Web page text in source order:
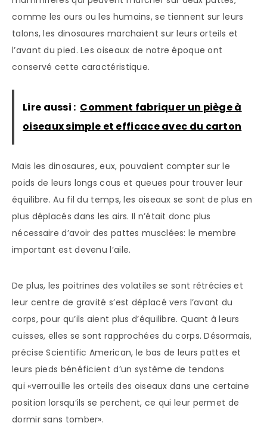
comme les ours ou les humains, se tiennent sur leurs
talons, les dinosaures marchaient sur leurs orteils et
l’avant du pied. Les oiseaux de notre époque ont
conservé cette caractéristique.
Lire aussi : Comment fabriquer un piège à
oiseaux simple et efficace avec du carton
Mais les dinosaures, eux, pouvaient compter sur le
poids de leurs longs cous et queues pour trouver leur
équilibre. Au fil du temps, les oiseaux se sont de plus en
plus déplacés dans les airs. Il n’était donc plus
nécessaire d’avoir des pattes musclées: le membre
important est devenu l’aile.
De plus, les poitrines des volatiles se sont rétrécies et
leur centre de gravité s’est déplacé vers l’avant du
corps, pour qu’ils aient plus d’équilibre. Quant à leurs
cuisses, elles se sont rapprochées du corps. Désormais,
précise Scientific American, le bas de leurs pattes et
leurs pieds bénéficient d’un système de tendons
qui «verrouille les orteils des oiseaux dans une certaine
position lorsqu’ils se perchent, ce qui leur permet de
dormir sans tomber».